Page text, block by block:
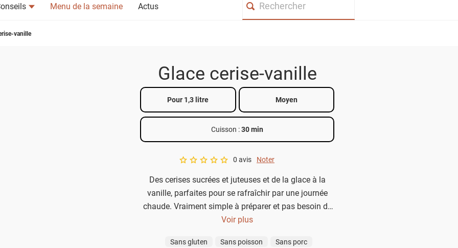
Menu de la semaine Actus
vanille
Glace cerise-vanille
Pour 1,3 litre Moyen
Cuisson :30 min
A star rating of 0 out of 5.
0 avis Noter
Des cerises sucrées et juteuses et de la glace à la
vanille, parfaites pour se rafraîchir par une journée
chaude. Vraiment simple à préparer et pas besoin de
sorbetière. Comment résister ?
Voir plus
Sans gluten Sans poisson
Sans porc